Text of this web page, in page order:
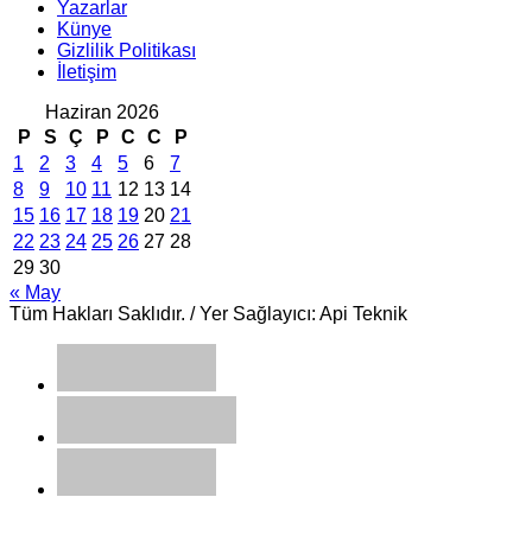
Yazarlar
Künye
Gizlilik Politikası
İletişim
Haziran 2026
P
S Ç P C C
P
1
2 3 4 5 6
7
8
9 10 11 12 13 14
15 16 17 18 19 20 21
22 23 24 25 26 27 28
29 30
« May
Tüm Hakları Saklıdır. / Yer Sağlayıcı: Api Teknik